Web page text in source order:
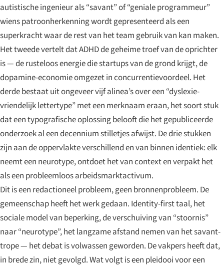
autistische ingenieur als “savant” of “geniale programmeur”
wiens patroonherkenning wordt gepresenteerd als een
superkracht waar de rest van het team gebruik van kan maken.
Het tweede vertelt dat ADHD de geheime troef van de oprichter
is — de rusteloos energie die startups van de grond krijgt, de
dopamine-economie omgezet in concurrentievoordeel. Het
derde bestaat uit ongeveer vijf alinea’s over een “dyslexie-
vriendelijk lettertype” met een merknaam eraan, het soort stuk
dat een typografische oplossing belooft die het gepubliceerde
onderzoek al een decennium stilletjes afwijst. De drie stukken
zijn aan de oppervlakte verschillend en van binnen identiek: elk
neemt een neurotype, ontdoet het van context en verpakt het
als een probleemloos arbeidsmarktactivum.
Dit is een redactioneel probleem, geen bronnenprobleem. De
gemeenschap heeft het werk gedaan. Identity-first taal, het
sociale model van beperking, de verschuiving van “stoornis”
naar “neurotype”, het langzame afstand nemen van het savant-
trope — het debat is volwassen geworden. De vakpers heeft dat,
in brede zin, niet gevolgd. Wat volgt is een pleidooi voor een